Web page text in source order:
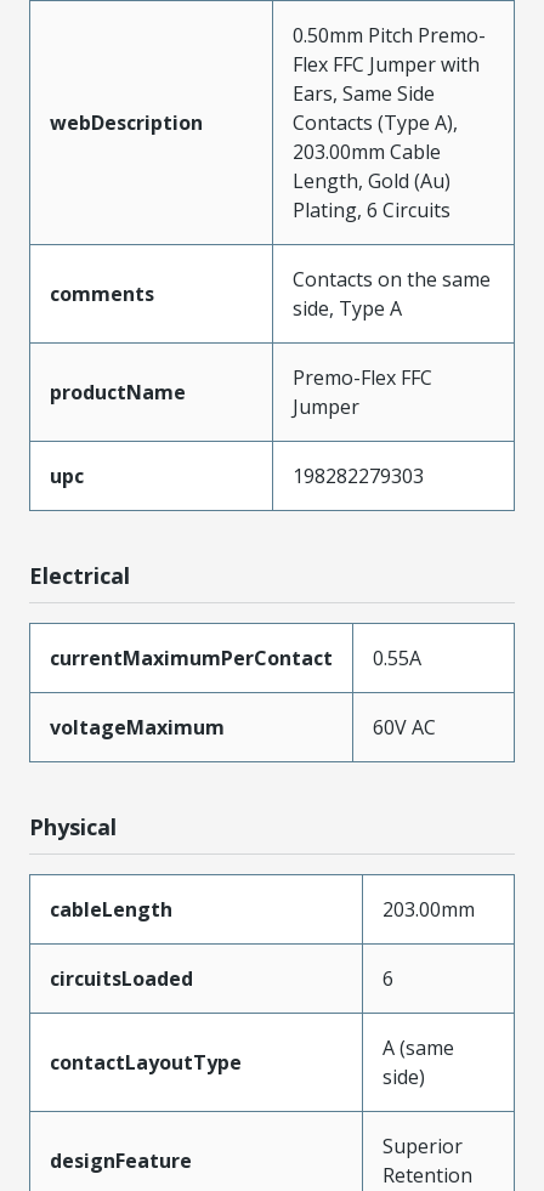
webDescription
0.50mm Pitch Premo-
Flex FFC Jumper with
Ears, Same Side
Contacts (Type A),
203.00mm Cable
Length, Gold (Au)
Plating, 6 Circuits
comments
Contacts on the same
side, Type A
productName
Premo-Flex FFC
Jumper
upc 198282279303
Electrical
currentMaximumPerContact 0.55A
voltageMaximum 60V AC
Physical
cableLength 203.00mm
circuitsLoaded 6
contactLayoutType
A (same
side)
designFeature
Superior
Retention